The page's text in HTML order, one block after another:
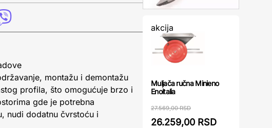
montažu i demontažu
profila, što omogućuje brzo i
gde je potrebna
nudi dodatnu čvrstoću i
akcija
Muljača ručna Minieno
Enoitalia
27.569,00 RSD
26.259,00 RSD